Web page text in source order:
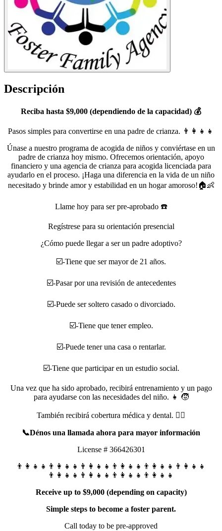
Descripción
Reciba hasta $9,000 (dependiendo de la capacidad) 💰
Pasos simples para convertirse en una padre de crianza. 👨‍👩‍👧‍👧
Únase a nuestro programa de acogida de niños y conviértase en un
padre de crianza hoy mismo. Ofrecemos orientación, apoyo
financiero y una agencia de crianza para acogida licenciada para
ayudarlo en el proceso. ¡Haga una diferencia en la vida de un niño
necesitado y brinde amor y estabilidad en un hogar amoroso!🏠👶
Llame hoy para ser pre-aprobado ☎️
Regístrese para su orientación presencial
¿Cómo puede llegar a ser un padre adoptivo?
☑️-Tiene que ser mayor de 21 años.
☑️-Pasar por una revisión de antecedentes
☑️-Puede ser soltero casado o divorciado.
☑️-Tiene que tener empleo.
☑️-Puede tener una casa o rentarlar.
☑️-Tiene que participar en un estudio social.
Una vez que ha sido aprobado, recibirá entrenamiento y un pago
para ayudarse con las necesidades del niño. 👧 🧒
También recibirá cobertura médica y dental. 👨‍⚕️
📞Dénos una llamada ahora para mayor información
License # 366426301
👨‍👩‍👧‍👧👨‍👩‍👧‍👧👨‍👩‍👧‍👧👨‍👩‍👧‍👧👨‍👩‍👧‍👧👨‍👩‍👧‍👧
👨‍👩‍👧‍👧👨‍👩‍👧‍👧👨‍👩‍👧‍👧👨‍👩‍👧‍👧
Receive up to $9,000 (depending on capacity)
Simple steps to become a foster parent.
Call today to be pre-approved